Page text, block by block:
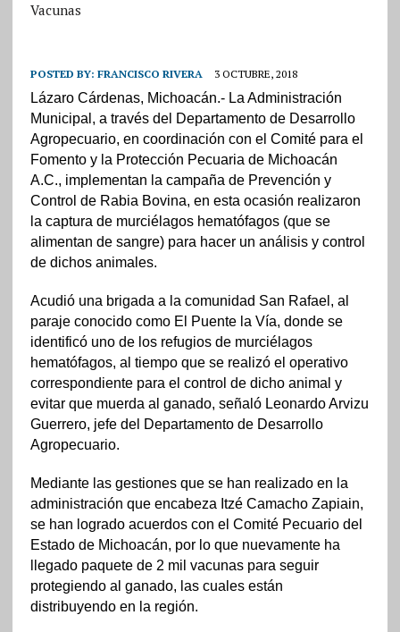
Vacunas
POSTED BY: FRANCISCO RIVERA 3 OCTUBRE, 2018
Lázaro Cárdenas, Michoacán.- La Administración
Municipal, a través del Departamento de Desarrollo
Agropecuario, en coordinación con el Comité para el
Fomento y la Protección Pecuaria de Michoacán
A.C., implementan la campaña de Prevención y
Control de Rabia Bovina, en esta ocasión realizaron
la captura de murciélagos hematófagos (que se
alimentan de sangre) para hacer un análisis y control
de dichos animales.
Acudió una brigada a la comunidad San Rafael, al
paraje conocido como El Puente la Vía, donde se
identificó uno de los refugios de murciélagos
hematófagos, al tiempo que se realizó el operativo
correspondiente para el control de dicho animal y
evitar que muerda al ganado, señaló Leonardo Arvizu
Guerrero, jefe del Departamento de Desarrollo
Agropecuario.
Mediante las gestiones que se han realizado en la
administración que encabeza Itzé Camacho Zapiain,
se han logrado acuerdos con el Comité Pecuario del
Estado de Michoacán, por lo que nuevamente ha
llegado paquete de 2 mil vacunas para seguir
protegiendo al ganado, las cuales están
distribuyendo en la región.